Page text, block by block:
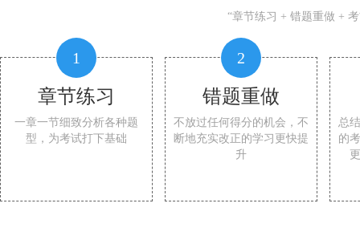
“章节练习 + 错题重做 +
1
章节练习
一章一节细致分析各种题
型，为考试打下基础
2
错题重做
不放过任何得分的机会，不
断地充实改正的学习更快提
升
总
的